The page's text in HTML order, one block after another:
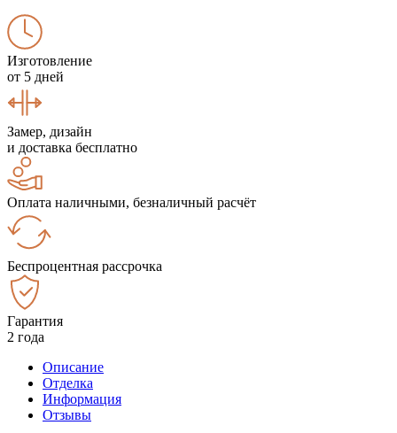
Изготовление
от 5 дней
Замер, дизайн
и доставка бесплатно
Оплата наличными, безналичный расчёт
Беспроцентная рассрочка
Гарантия
2 года
Описание
Отделка
Информация
Отзывы